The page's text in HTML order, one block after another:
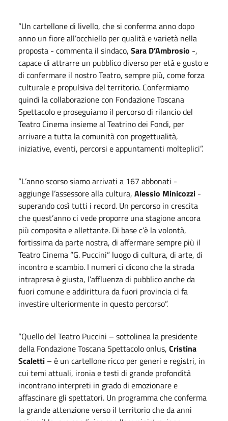
“Un cartellone di livello, che si conferma anno dopo
anno un fiore all’occhiello per qualità e varietà nella
proposta - commenta il sindaco, Sara D’Ambrosio -,
capace di attrarre un pubblico diverso per età e gusto e
di confermare il nostro Teatro, sempre più, come forza
culturale e propulsiva del territorio. Confermiamo
quindi la collaborazione con Fondazione Toscana
Spettacolo e proseguiamo il percorso di rilancio del
Teatro Cinema insieme al Teatrino dei Fondi, per
arrivare a tutta la comunità con progettualità,
iniziative, eventi, percorsi e appuntamenti molteplici”.
“L’anno scorso siamo arrivati a 167 abbonati -
aggiunge l’assessore alla cultura, Alessio Minicozzi -
superando così tutti i record. Un percorso in crescita
che quest’anno ci vede proporre una stagione ancora
più composita e allettante. Di base c’è la volontà,
fortissima da parte nostra, di affermare sempre più il
Teatro Cinema “G. Puccini” luogo di cultura, di arte, di
incontro e scambio. I numeri ci dicono che la strada
intrapresa è giusta, l’affluenza di pubblico anche da
fuori comune e addirittura da fuori provincia ci fa
investire ulteriormente in questo percorso”.
“Quello del Teatro Puccini – sottolinea la presidente
della Fondazione Toscana Spettacolo onlus, Cristina
Scaletti – è un cartellone ricco per generi e registri, in
cui temi attuali, ironia e testi di grande profondità
incontrano interpreti in grado di emozionare e
affascinare gli spettatori. Un programma che conferma
la grande attenzione verso il territorio che da anni